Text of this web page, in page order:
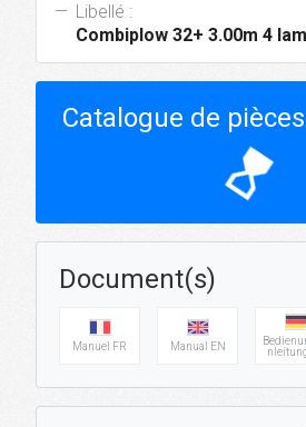
Libellé :
Combiplow 32+ 3.00m 4
Catalogue de
hourglass_top
Document(s)
Manuel FR Manual EN